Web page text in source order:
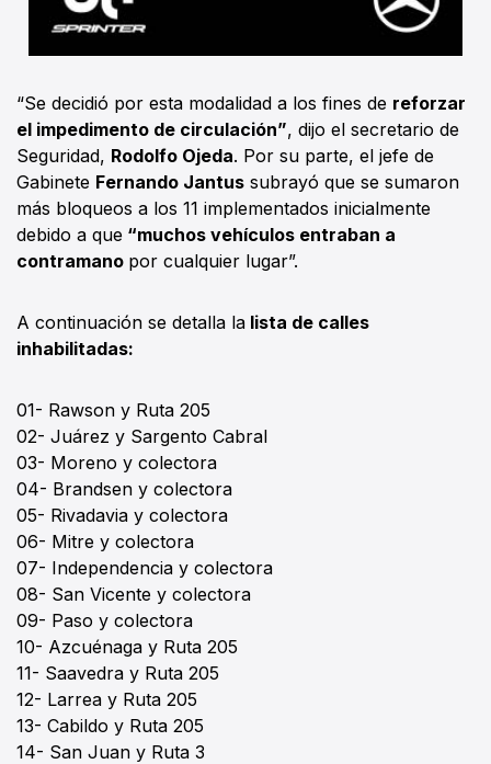
“Se decidió por esta modalidad a los fines de reforzar
el impedimento de circulación”, dijo el secretario de
Seguridad, Rodolfo Ojeda. Por su parte, el jefe de
Gabinete Fernando Jantus subrayó que se sumaron
más bloqueos a los 11 implementados inicialmente
debido a que “muchos vehículos entraban a
contramano por cualquier lugar”.
A continuación se detalla la lista de calles
inhabilitadas:
01- Rawson y Ruta 205
02- Juárez y Sargento Cabral
03- Moreno y colectora
04- Brandsen y colectora
05- Rivadavia y colectora
06- Mitre y colectora
07- Independencia y colectora
08- San Vicente y colectora
09- Paso y colectora
10- Azcuénaga y Ruta 205
11- Saavedra y Ruta 205
12- Larrea y Ruta 205
13- Cabildo y Ruta 205
14- San Juan y Ruta 3